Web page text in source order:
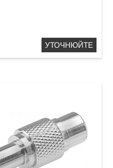
УТОЧНЮЙТЕ